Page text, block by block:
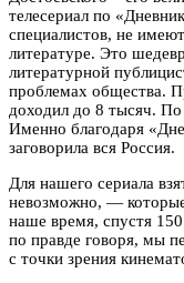
телесериал по
специалистов, не
литературе. Это
литературной
проблемах общества.
доходил до 8 тысяч.
Именно благодаря
заговорила вся Россия.
Для нашего сериала
невозможно, —
наше время, спустя
по правде говоря, мы
с точки зрения